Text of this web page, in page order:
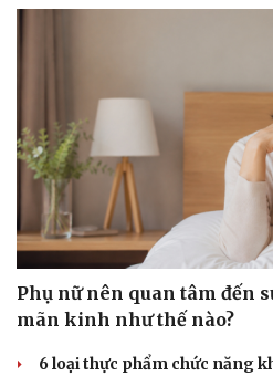
Phụ nữ nên quan tâm đến
mãn kinh như thế nào?
6 loại thực phẩm chức năng